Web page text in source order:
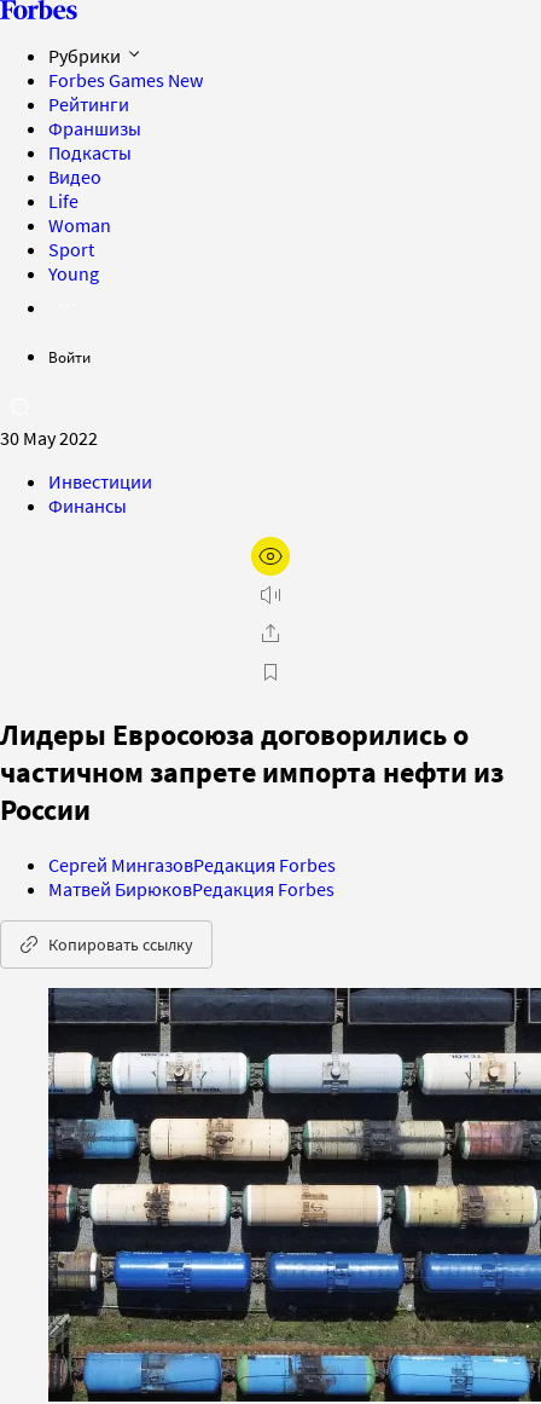
Рубрики
Forbes Games New
Рейтинги
Франшизы
Подкасты
Видео
Life
Woman
Sport
Young
Войти
30 May 2022
Инвестиции
Финансы
Лидеры Евросоюза договорились о
частичном запрете импорта нефти из
России
Сергей МингазовРедакция Forbes
Матвей БирюковРедакция Forbes
Копировать ссылку